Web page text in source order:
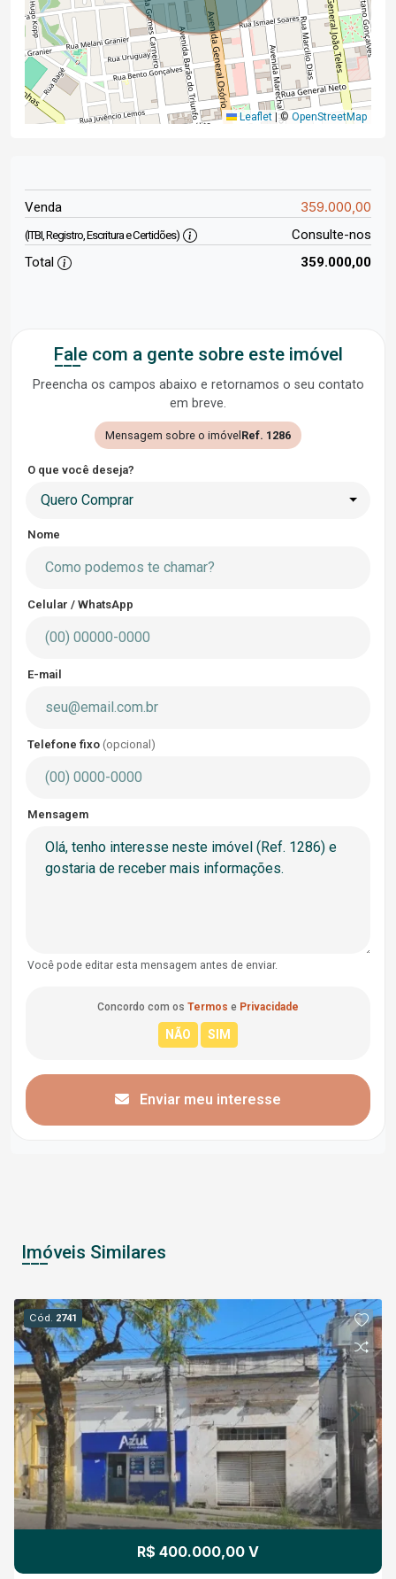
Leaflet © OpenStreetMap
Venda 359.000,00
(ITBI, Registro, Escritura e Certidões)
Consulte-nos
Total
359.000,00
Fale com a gente sobre este imóvel
Preencha os campos abaixo e retornamos o seu contato
em breve.
Mensagem sobre o imóvel Ref. 1286
O que você deseja?
Quero Comprar
Nome
Celular / WhatsApp
E-mail
Telefone fixo (opcional)
Mensagem
Você pode editar esta mensagem antes de enviar.
Concordo com os Termos e Privacidade
Enviar meu interesse
Imóveis Similares
Cód. 2741
R$ 400.000,00 V